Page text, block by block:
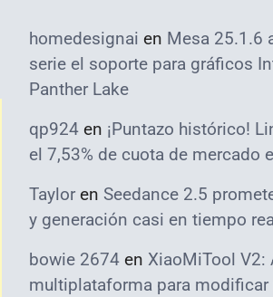
homedesignai en Mesa 25.1.6
serie el soporte para gráficos
Panther Lake
qp924 en ¡Puntazo histórico!
el 7,53% de cuota de mercado
Taylor en Seedance 2.5
y generación casi en tiempo
bowie 2674 en XiaoMiTool V2:
multiplataforma para modificar